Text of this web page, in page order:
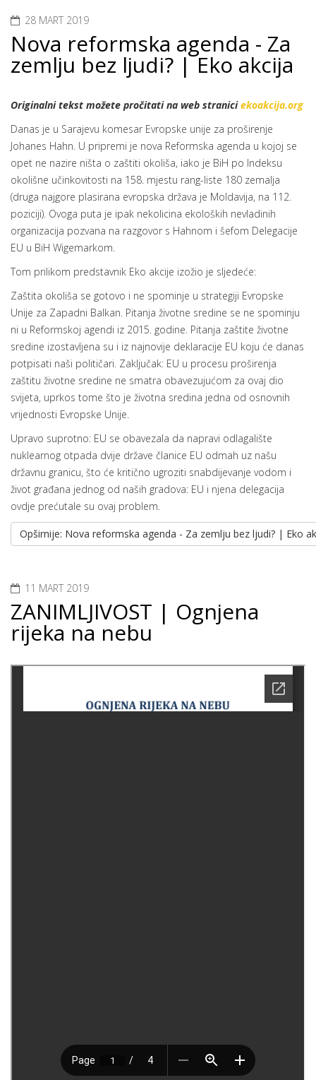
28 MART 2019
Nova reformska agenda - Za
zemlju bez ljudi? | Eko akcija
Originalni tekst možete pročitati na web straniciekoakcija.org
Danas je u Sarajevu komesar Evropske unije za proširenje
Johanes Hahn. U pripremi je nova Reformska agenda u kojoj se
opet ne nazire ništa o zaštiti okoliša, iako je BiH po Indeksu
okolišne učinkovitosti na 158. mjestu rang-liste 180 zemalja
(druga najgore plasirana evropska država je Moldavija, na 112.
poziciji). Ovoga puta je ipak nekolicina ekoloških nevladinih
organizacija pozvana na razgovor s Hahnom i šefom Delegacije
EU u BiH Wigemarkom.
Tom prilikom predstavnik Eko akcije izožio je sljedeće:
Zaštita okoliša se gotovo i ne spominje u strategiji Evropske
Unije za Zapadni Balkan. Pitanja životne sredine se ne spominju
ni u Reformskoj agendi iz 2015. godine. Pitanja zaštite životne
sredine izostavljena su i iz najnovije deklaracije EU koju će danas
potpisati naši političari. Zaključak: EU u procesu proširenja
zaštitu životne sredine ne smatra obavezujućom za ovaj dio
svijeta, uprkos tome što je životna sredina jedna od osnovnih
vrijednosti Evropske Unije.
Upravo suprotno: EU se obavezala da napravi odlagalište
nuklearnog otpada dvije države članice EU odmah uz našu
državnu granicu, što će kritično ugroziti snabdijevanje vodom i
život građana jednog od naših gradova: EU i njena delegacija
ovdje prećutale su ovaj problem.
Opširnije: Nova reformska agenda - Za zemlju bez ljudi? | Eko
11 MART 2019
ZANIMLJIVOST | Ognjena
rijeka na nebu